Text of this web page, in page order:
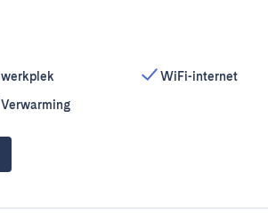
werkplek
Verwarming
WiFi-internet